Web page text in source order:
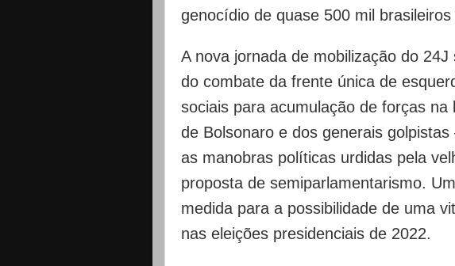
genocídio de quase 500 mil
A nova jornada de mobilização do
do combate da frente única de
sociais para acumulação de forças
de Bolsonaro e dos generais
as manobras políticas urdidas pela
proposta de semiparlamentarismo.
medida para a possibilidade de uma
nas eleições presidenciais de 2022.